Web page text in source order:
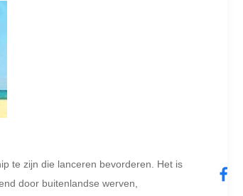
te zijn die lanceren bevorderen. Het is
door buitenlandse werven,